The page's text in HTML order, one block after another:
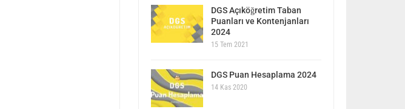
DGS Açıköğretim Taban
Puanları ve Kontenjanları
2024
15 Tem 2021
DGS Puan Hesaplama 2024
14 Kas 2020